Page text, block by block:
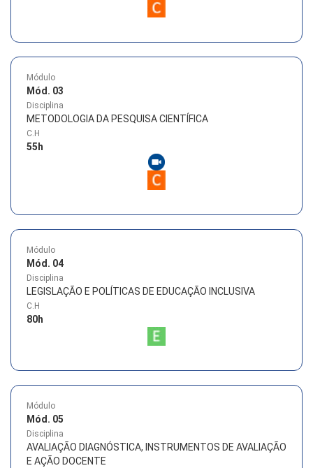
Módulo
Mód. 03
Disciplina
METODOLOGIA DA PESQUISA CIENTÍFICA
C.H
55 h
Módulo
Mód. 04
Disciplina
LEGISLAÇÃO E POLÍTICAS DE EDUCAÇÃO INCLUSIVA
C.H
80h
Módulo
Mód. 05
Disciplina
AVALIAÇÃO DIAGNÓSTICA, INSTRUMENTOS DE AVALIAÇÃO
E AÇÃO DOCENTE